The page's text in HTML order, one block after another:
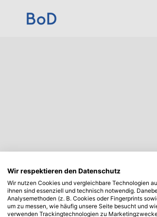
Wir respektieren den Datenschutz
Wir nutzen Cookies und vergleichbare Technologien
ihnen sind essenziell und technisch notwendig.
Analysemethoden (z. B. Cookies oder Fingerprints
um zu messen, wie häufig unsere Seite besucht und
verwenden Trackingtechnologien zu